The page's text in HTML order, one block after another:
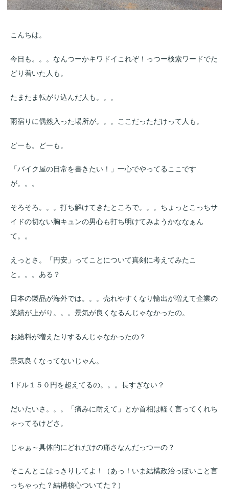
こんちは。
今日も。。。なんつーかキワドイこれぞ！っつー検索ワードでた
どり着いた人も。
たまたま転がり込んだ人も。。。
雨宿りに偶然入った場所が。。。ここだっただけって人も。
どーも。どーも。
「バイク屋の日常を書きたい！」一心でやってるここです
が。。。
そろそろ。。。打ち解けてきたところで。。。ちょっとこっちサ
イドの切ない胸キュンの男心も打ち明けてみようかななぁん
て。。
えっとさ。「円安」ってことについて真剣に考えてみたこ
と。。。ある？
日本の製品が海外では。。。売れやすくなり輸出が増えて企業の
業績が上がり。。。景気が良くなるんじゃなかったの。
お給料が増えたりするんじゃなかったの？
景気良くなってないじゃん。
1ドル１５０円を超えてるの。。。長すぎない？
だいたいさ。。。「痛みに耐えて」とか首相は軽く言ってくれち
ゃってるけどさ。
じゃぁ～具体的にどれだけの痛さなんだっつーの？
そこんとこはっきりしてよ！（あっ！いま結構政治っぽいこと言
っちゃった？結構核心ついてた？）